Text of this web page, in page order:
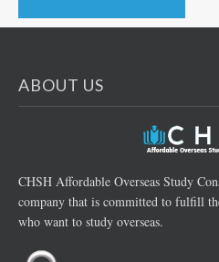
ABOUT US
CHSH Affordable Overseas Study
company that is committed to fulfill
who want to study overseas.